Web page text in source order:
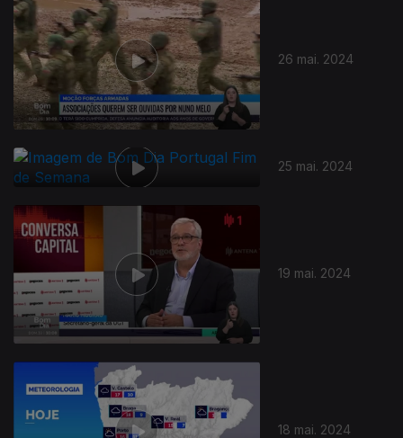
26 mai. 2024
25 mai. 2024
19 mai. 2024
18 mai. 2024